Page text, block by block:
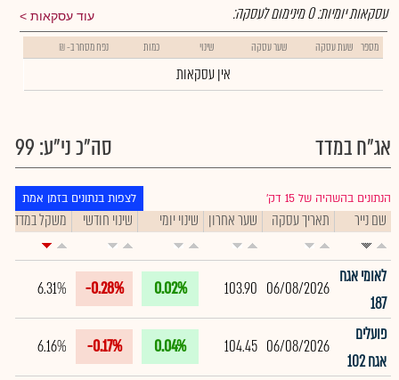
עוד עסקאות עסקאות יומיות:0מינימום לעסקה:
מספר שעת עסקה שער עסקה שינוי כמות נפח מסחר ב- ₪
אין עסקאות
אג"ח במדד סה"כ ני"ע: 99
הנתונים בהשהיה של 15 דק׳ לצפות בנתונים בזמן אמת
שם נייר תאריך עסקה שער אחרון שינוי יומי שינוי חודשי משקל במדד
לאומי אגח
187
06/08/2026
103.90
0.02%
-0.28%
6.31%
פועלים
אגח 102
06/08/2026
104.45
0.04%
-0.17%
6.16%